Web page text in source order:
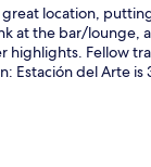
great location,
at the bar/
highlights. Fellow
Estación del Arte is